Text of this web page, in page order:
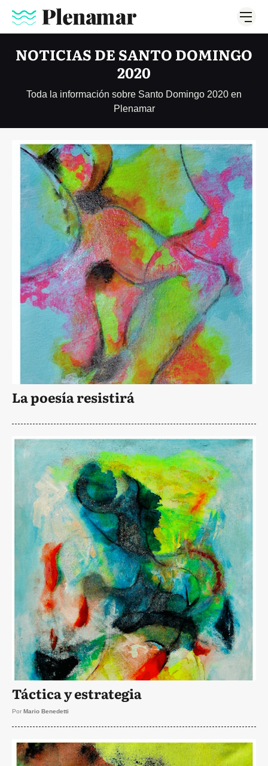
NOTICIAS DE SANTO DOMINGO
2020
Toda la información sobre Santo Domingo 2020 en
Plenamar
La poesía resistirá
Táctica y estrategia
Por Mario Benedetti